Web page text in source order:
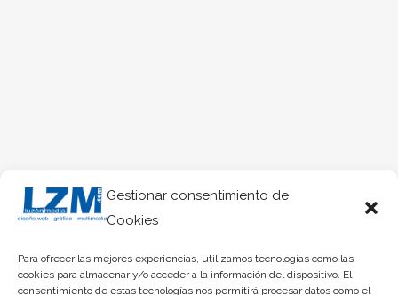
Gestionar consentimiento de
Cookies
Para ofrecer las mejores experiencias, utilizamos tecnologías como las
cookies para almacenar y/o acceder a la información del dispositivo. El
consentimiento de estas tecnologías nos permitirá procesar datos como el